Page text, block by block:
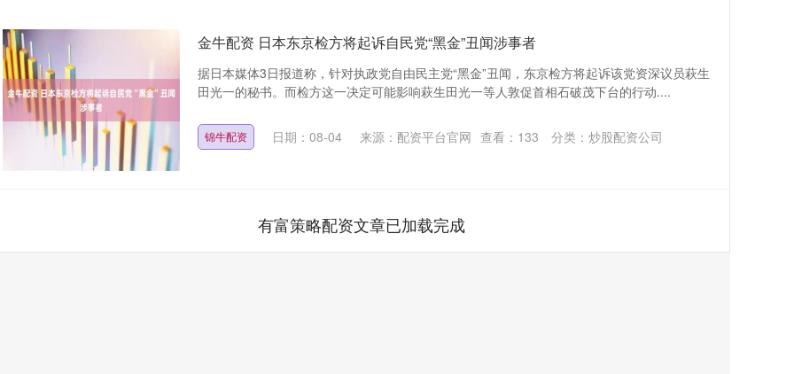
金牛配资 日本东京检方将起诉自民党“黑金”丑闻涉事者
据日本媒体3日报道称，针对执政党自由民主党“黑金”丑闻，东京检方将起诉该党资深议员萩生
田光一的秘书。而检方这一决定可能影响萩生田光一等人敦促首相石破茂下台的行动....
锦牛配资 日期：08-04 来源：配资平台官网 查看： 133 分类： 炒股配资公司
有富策略配资文章已加载完成